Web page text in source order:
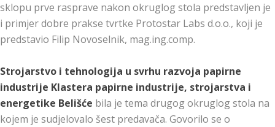
sklopu prve rasprave nakon okruglog stola predstavljen je
i primjer dobre prakse tvrtke Protostar Labs d.o.o., koji je
predstavio Filip Novoselnik, mag.ing.comp.
Strojarstvo i tehnologija u svrhu razvoja papirne
industrije Klastera papirne industrije, strojarstva i
energetike Belišće bila je tema drugog okruglog stola na
kojem je sudjelovalo šest predavača. Govorilo se o